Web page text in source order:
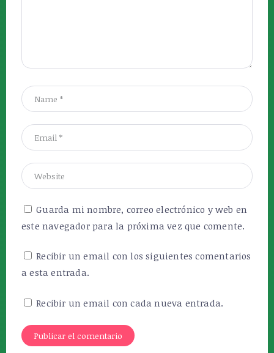
Guarda mi nombre, correo electrónico y web en
este navegador para la próxima vez que comente.
Recibir un email con los siguientes comentarios
a esta entrada.
Recibir un email con cada nueva entrada.